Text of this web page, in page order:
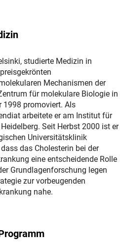
studierte Medizin in
Mechanismen der
für molekulare Biologie in
1998 promoviert. Als
arbeitete er am Institut für
Seit Herbst 2000 ist er
Universitätsklinik
das Cholesterin bei der
eine entscheidende Rolle
Grundlagenforschung legen
zur vorbeugenden
nahe.